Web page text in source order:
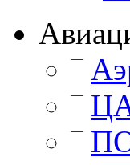
—
—
—